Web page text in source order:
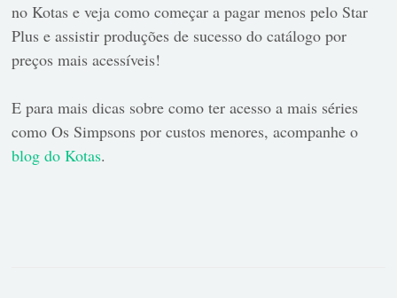
no Kotas e veja como começar a pagar menos pelo Star
Plus e assistir produções de sucesso do catálogo por
preços mais acessíveis!
E para mais dicas sobre como ter acesso a mais séries
como Os Simpsons por custos menores, acompanhe o
blog do Kotas.